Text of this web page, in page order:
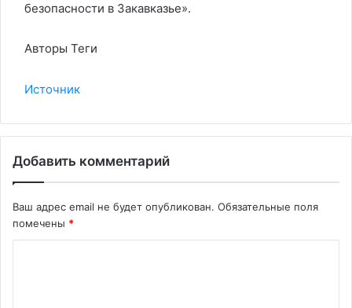
безопасности в Закавказье».
Авторы Теги
Источник
Добавить комментарий
Ваш адрес email не будет опубликован. Обязательные поля
помечены *